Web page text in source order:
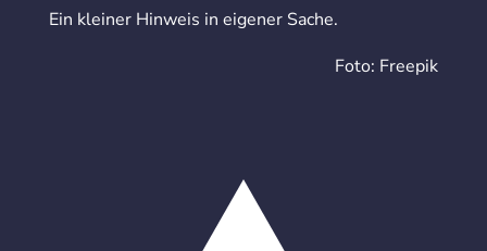
Ein kleiner Hinweis in eigener Sache.
Foto: Freepik